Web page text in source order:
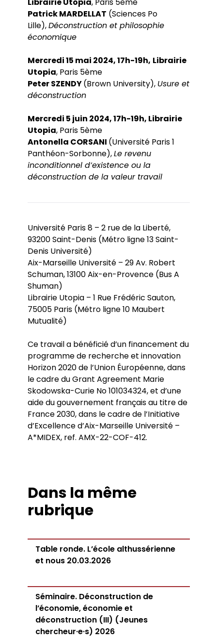
Patrick MARDELLAT (Sciences Po
Lille),Déconstruction et philosophie
économique
Mercredi 15 mai 2024, 17h-19h, Librairie
Utopia, Paris 5ème
Peter SZENDY(Brown University), Usure et
déconstruction
Mercredi 5 juin 2024, 17h-19h, Librairie
Utopia, Paris 5ème
Antonella CORSANI (Université Paris 1
Panthéon-Sorbonne),Le revenu
inconditionnel d’existence ou la
déconstruction de la valeur travail
Université Paris 8 – 2 rue de la Liberté,
93200 Saint-Denis (Métro ligne 13 Saint-
Denis Université)
Aix-Marseille Université – 29 Av. Robert
Schuman, 13100 Aix-en-Provence (Bus A
Shuman)
Librairie Utopia – 1 Rue Frédéric Sauton,
75005 Paris (Métro ligne 10 Maubert
Mutualité)
Ce travail a bénéficié d’un financement du
programme de recherche et innovation
Horizon 2020 de l’Union Éuropéenne, dans
le cadre du Grant Agreement Marie
Skodowska-Curie No 101034324, et d’une
aide du gouvernement français au titre de
France 2030, dans le cadre de l’Initiative
d’Excellence d’Aix-Marseille Université –
A*MIDEX, ref. AMX-22-COF-412.
Dans la même
rubrique
Table ronde. L’école althussérienne
et nous 20.03.2026
Séminaire. Déconstruction de
l’économie, économie et
déconstruction (III) (Jeunes
chercheur·e·s) 2026